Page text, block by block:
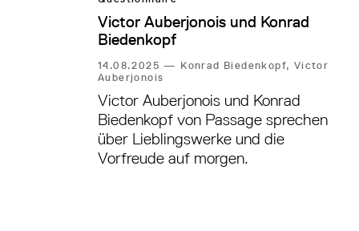
Victor Auberjonois und Konrad
Biedenkopf
14.08.2025— Konrad Biedenkopf, Victor
Auberjonois
Victor Auberjonois und Konrad
Biedenkopf von Passage sprechen
über Lieblingswerke und die
Vorfreude auf morgen.